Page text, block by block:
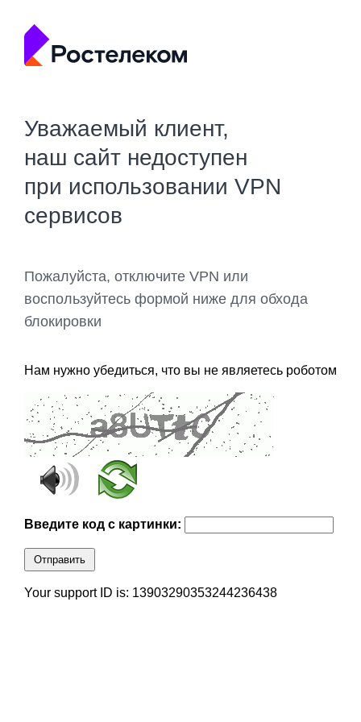
Уважаемый клиент,
наш сайт недоступен
при использовании VPN
сервисов
Пожалуйста, отключите VPN или
воспользуйтесь формой ниже для обхода
блокировки
Нам нужно убедиться, что вы не являетесь роботом
Введите код с картинки:
Отправить
Your support ID is: 13903290353244236438